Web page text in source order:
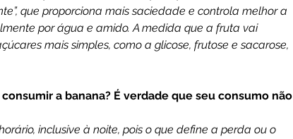
que proporciona mais saciedade e controla melhor a
por água e amido. A medida que a fruta vai
mais simples, como a glicose, frutose e sacarose,
a banana? É verdade que seu consumo não
inclusive à noite, pois o que define a perda ou o